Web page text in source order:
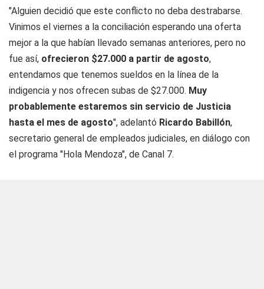
"Alguien decidió que este conflicto no deba destrabarse.
Vinimos el viernes a la conciliación esperando una oferta
mejor a la que habían llevado semanas anteriores, pero no
fue así, ofrecieron $27.000 a partir de agosto,
entendamos que tenemos sueldos en la línea de la
indigencia y nos ofrecen subas de $27.000. Muy
probablemente estaremos sin servicio de Justicia
hasta el mes de agosto", adelantó Ricardo Babillón,
secretario general de empleados judiciales, en diálogo con
el programa "Hola Mendoza", de Canal 7.